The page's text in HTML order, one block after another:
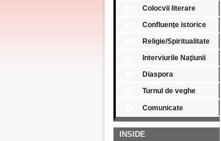
Colocvii literare
Confluenţe istorice
Religie/Spiritualitate
Interviurile Naţiunii
Diaspora
Turnul de veghe
Comunicate
INSIDE